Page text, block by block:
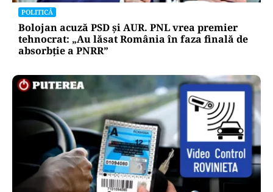
POLITICĂ
Bolojan acuză PSD și AUR. PNL vrea premier
tehnocrat: „Au lăsat România în faza finală de
absorbţie a PNRR”